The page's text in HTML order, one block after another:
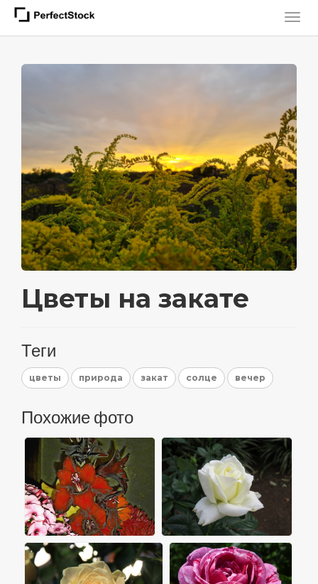
Цветы на закате
Теги
цветы природа закат солце вечер
Похожие фото